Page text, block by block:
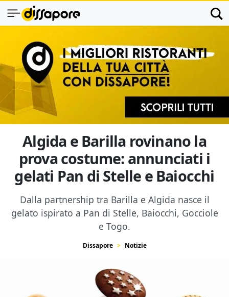
Algida e Barilla rovinano la
prova costume: annunciati i
gelati Pan di Stelle e Baiocchi
Dalla partnership tra Barilla e Algida nasce il
gelato ispirato a Pan di Stelle, Baiocchi, Gocciole
e Togo.
Dissapore Notizie